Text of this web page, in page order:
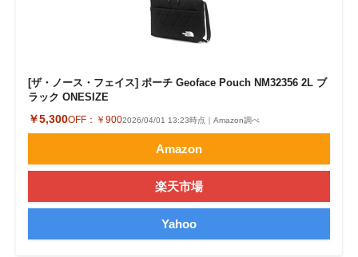
[ザ・ノース・フェイス] ポーチ Geoface Pouch NM32356 2L ブ
ラック ONESIZE
￥5,300OFF： ￥9002026/04/01 13:23時点｜Amazon調べ
Amazon
楽天市場
Yahoo